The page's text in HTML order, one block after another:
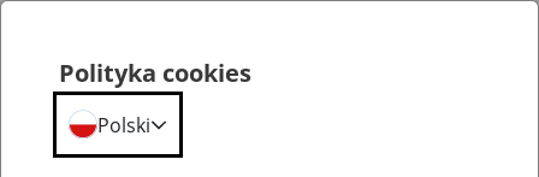
Polityka cookies
Polski